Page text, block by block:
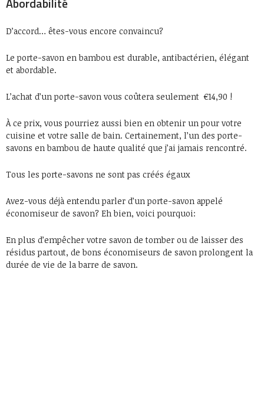
D’accord… êtes-vous encore convaincu?
Le porte-savon en bambou est durable, antibactérien, élégant
et abordable.
L’achat d’un porte-savon vous coûtera seulement €14,90 !
À ce prix, vous pourriez aussi bien en obtenir un pour votre
cuisine et votre salle de bain. Certainement, l’un des porte-
savons en bambou de haute qualité que j’ai jamais rencontré.
Tous les porte-savons ne sont pas créés égaux
Avez-vous déjà entendu parler d’un porte-savon appelé
économiseur de savon? Eh bien, voici pourquoi:
En plus d’empêcher votre savon de tomber ou de laisser des
résidus partout, de bons économiseurs de savon prolongent la
durée de vie de la barre de savon.